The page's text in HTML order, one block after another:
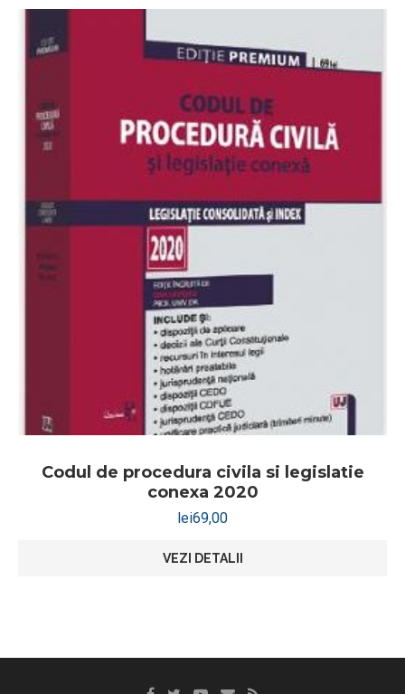
Codul de procedura civila si legislatie
conexa 2020
lei69,00
VEZI DETALII